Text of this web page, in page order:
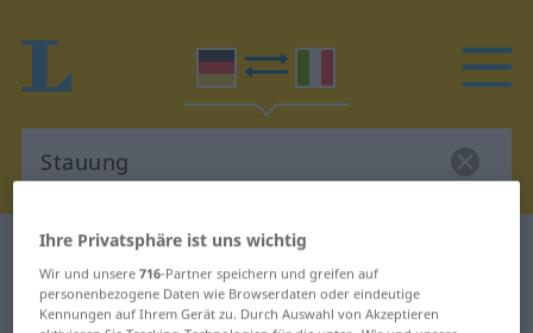
Deutsch-Italienisch Wörterbuch
Deutsch-Italienisch Übersetzung
Ihre Privatsphäre ist uns wichtig
Wir und unsere716-Partner speichern und greifen auf
personenbezogene Daten wie Browserdaten oder eindeutige
Kennungen auf Ihrem Gerät zu. Durch Auswahl von Akzeptieren